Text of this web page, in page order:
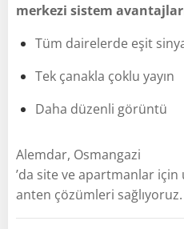
merkezi sistem
Tüm dairelerde eşit
Tek çanakla çoklu yayın
Daha düzenli görüntü
Alemdar, Osmangazi
’da site ve apartmanlar
anten çözümleri sağlıyoruz.